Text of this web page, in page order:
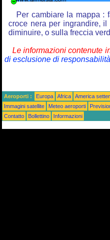
Per cambiare la mappa :
croce nera per ingrandire,
diminuire, o sulla freccia
Le informazioni contenute
di esclusione di responsabilità
Aeroporti : Europa Africa America
Immagini satellite
Meteo aeroporti
Contatto
Bollettino Informazioni